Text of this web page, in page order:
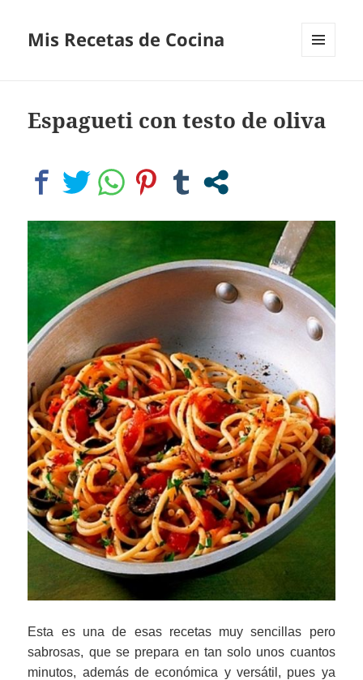
Mis Recetas de Cocina
Espagueti con testo de oliva
Esta es una de esas recetas muy sencillas pero
sabrosas, que se prepara en tan solo unos cuantos
minutos, además de económica y versátil, pues ya